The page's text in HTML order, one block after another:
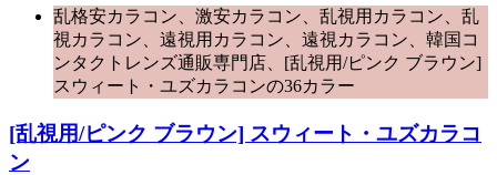
乱格安カラコン、激安カラコン、乱視用カラコン、乱
視カラコン、遠視用カラコン、遠視カラコン、韓国コ
ンタクトレンズ通販専門店、[乱視用/ピンク ブラウン]
スウィート・ユズカラコンの36カラー
[乱視用/ピンク ブラウン] スウィート・ユズカラコ
ン